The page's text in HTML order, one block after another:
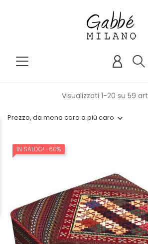
Prezzo, da meno caro a più caro
Visualizzati 1-20 su 59
IN SALDO! -60%